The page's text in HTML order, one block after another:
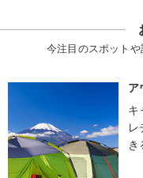
今注目のスポット
ア
キ
レ
き